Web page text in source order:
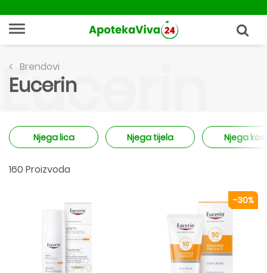
Brendovi
Eucerin
Eucerin
Njega lica Njega tijela Njega
160 Proizvoda
-30%